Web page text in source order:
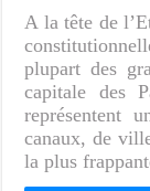
A la tête de
plupart des
capitale des
représentent
canaux, de
la plus